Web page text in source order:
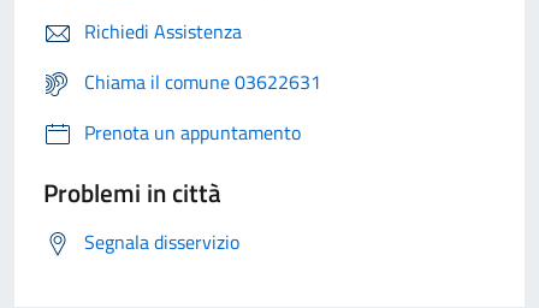
Richiedi Assistenza
Chiama il comune 03622631
Prenota un appuntamento
Problemi in città
Segnala disservizio